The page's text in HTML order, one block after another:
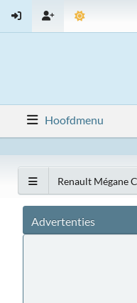
Hoofdmenu
Renault Mégane
Advertenties